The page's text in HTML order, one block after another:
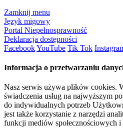
Zamknij menu
Język migowy
Portal Niepełnosprawność
Deklaracja dostępności
FacebookYouTube Tik Tok
Informacja o przetwarzaniu
Nasz serwis używa plików cookies.
świadczenia usług na najwyższym
do indywidualnych potrzeb
jest także korzystanie z narzędzi
funkcji mediów społecznościowych